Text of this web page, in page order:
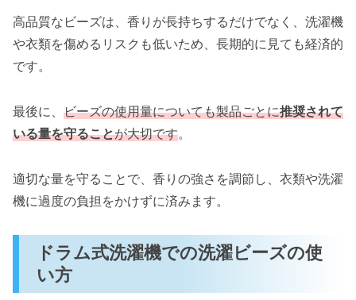
高品質なビーズは、香りが長持ちするだけでなく、洗濯機
や衣類を傷めるリスクも低いため、長期的に見ても経済的
です。
最後に、 ビーズの使用量についても製品ごとに推奨されて
いる量を守ることが大切です。
適切な量を守ることで、香りの強さを調節し、衣類や洗濯
機に過度の負担をかけずに済みます。
ドラム式洗濯機での洗濯ビーズの使
い方